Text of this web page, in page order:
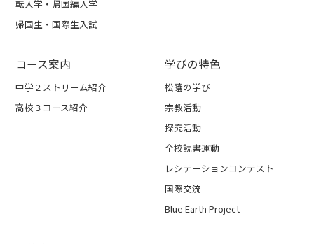
転入学・帰国編入学
帰国生・国際生入試
コース案内
中学２ストリーム紹介
高校３コース紹介
学びの特色
松蔭の学び
宗教活動
探究活動
全校読書運動
レシテーションコンテスト
国際交流
Blue Earth Project